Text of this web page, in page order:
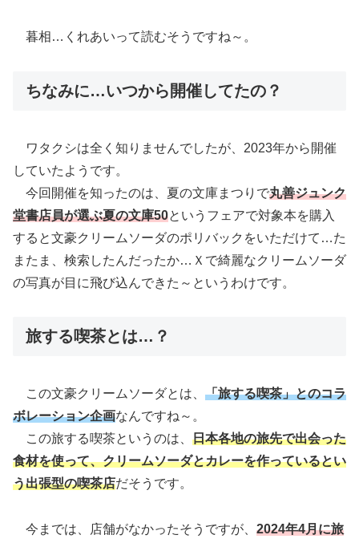
暮相…くれあいって読むそうですね～。
ちなみに…いつから開催してたの？
ワタクシは全く知りませんでしたが、2023年から開催
していたようです。
今回開催を知ったのは、夏の文庫まつりで丸善ジュンク
堂書店員が選ぶ夏の文庫50というフェアで対象本を購入
すると文豪クリームソーダのポリバックをいただけて…た
またま、検索したんだったか…Ｘで綺麗なクリームソーダ
の写真が目に飛び込んできた～というわけです。
旅する喫茶とは…？
この文豪クリームソーダとは、 「旅する喫茶」とのコラ
ボレーション企画なんですね～。
この旅する喫茶というのは、 日本各地の旅先で出会った
食材を使って、クリームソーダとカレーを作っているとい
う出張型の喫茶店だそうです。
今までは、店舗がなかったそうですが、 2024年4月に旅